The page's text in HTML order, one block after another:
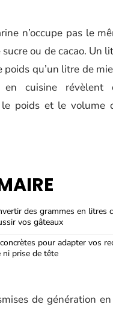
n’occupe pas le
ou de cacao. Un
poids qu’un litre de
en cuisine révèlent
poids et le volume
des grammes en litres
vos gâteaux
pour adapter vos
ni prise de tête
de génération